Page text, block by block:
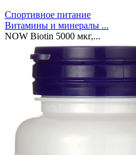
Спортивное питание
Витамины и минералы ...
NOW Biotin 5000 мкг,...